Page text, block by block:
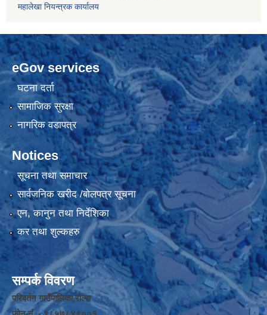
महालेखा नियन्त्रक कार्यालय
eGov services
घटना दर्ता
सामाजिक सुरक्षा
नागरिक वडापत्र
Notices
सूचना तथा समाचार
सार्वजनिक खरीद /बोलपत्र सूचना
एन, कानुन तथा निर्देशिका
कर तथा शुल्कहरु
सम्पर्क विवरण
परिवर्तन गाउँपालिका,रोल्पा